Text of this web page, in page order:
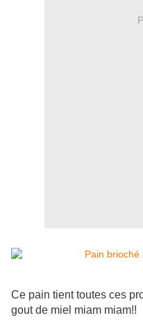
Ce pain tient toutes ces
gout de miel miam miam!!